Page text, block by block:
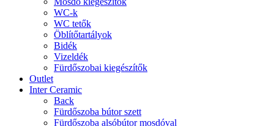
WC-k
WC tetők
Öblítőtartályok
Bidék
Vizeldék
Fürdőszobai kiegészítők
Outlet
Inter Ceramic
Back
Fürdőszoba bútor szett
Fürdőszoba alsóbútor mosdóval